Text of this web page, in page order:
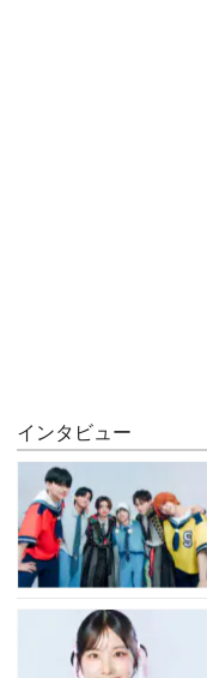
インタビュー